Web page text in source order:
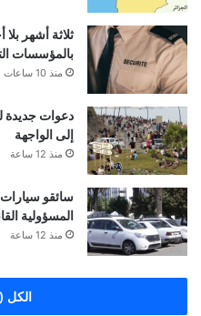
ثلاثة أشهر
بالمؤسسات
منذ 10 ساعات
دعوات جديدة
إلى الواجهة
منذ 12 ساعة
سائقو
المسؤولية
منذ 12 ساعة
الكل (8146)